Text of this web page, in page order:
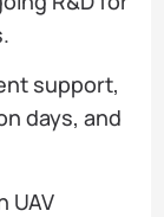
support,
days, and
UAV